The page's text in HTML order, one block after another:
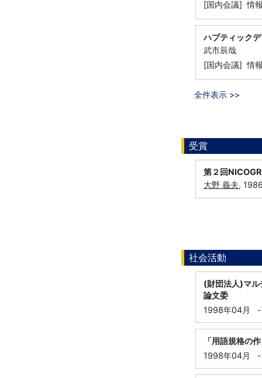
[国内会議] 情
ハプティック
武市辰哉
[国内会議] 情
全件表示 >>
受賞
第２回
大野 義夫,
社会活動
(財団法人)マ
論文委
1998年04月
-
「用語規格の
1998年04月
-